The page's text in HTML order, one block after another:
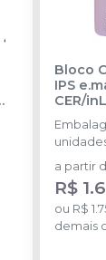
Bloco
IPS
CER/
IVOCLAR
a partir
R$
ou R$
demais